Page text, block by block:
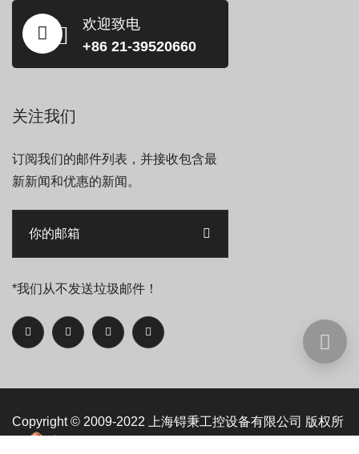
欢迎致电
+86 21-39520660
关注我们
订阅我们的邮件列表，并接收包含最
新新闻和优惠的新闻。
*我们从不发送垃圾邮件！
Copyright © 2009-2022 上海锝秉工控设备有限公司 版权所